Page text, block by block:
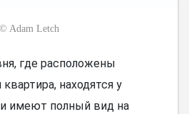
© Adam Letch
где расположены
находятся у
имеют полный вид на